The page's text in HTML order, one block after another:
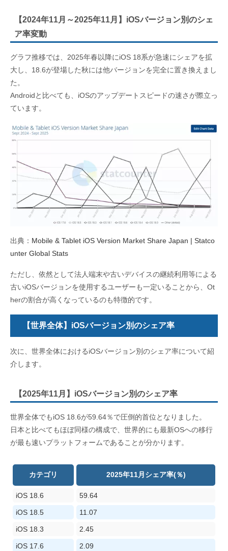
【2024年11月～2025年11月】iOSバージョン別のシェ
ア率変動
グラフ推移では、2025年春以降にiOS 18系が急速にシェアを拡
大し、18.6が登場した秋には他バージョンを完全に置き換えまし
た。
Androidと比べても、iOSのアップデートスピードの速さが際立っ
ています。
出典： Mobile & Tablet iOS Version Market Share Japan | Statco
unter Global Stats
ただし、依然として法人端末や古いデバイスの継続利用等による
古いiOSバージョンを使用するユーザーも一定いることから、 Ot
herの割合が高くなっているのも特徴的です。
【世界全体】iOSバージョン別のシェア率
次に、世界全体におけるiOSバージョン別のシェア率について紹
介します。
【2025年11月】iOSバージョン別のシェア率
世界全体でもiOS 18.6が59.64％で圧倒的首位となりました。
日本と比べてもほぼ同様の構成で、世界的にも最新OSへの移行
が最も速いプラットフォームであることが分かります。
カテゴリ 2025年11月シェア率(％)
iOS 18.6 59.64
iOS 18.5 11.07
iOS 18.3 2.45
iOS 17.6 2.09